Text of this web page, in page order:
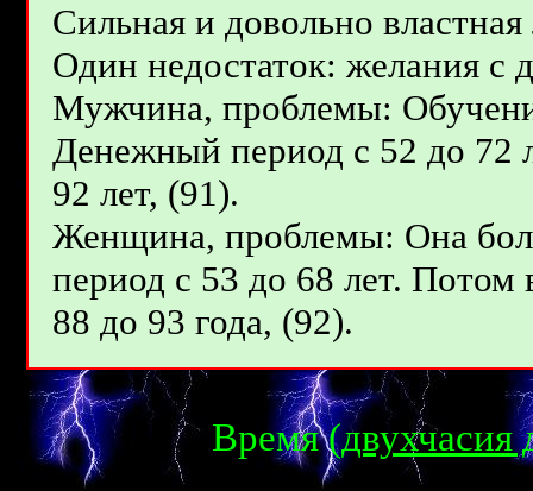
Сильная и довольно
Один недостаток: желания с
Мужчина, проблемы:
Денежный период с 52 до 72
92 лет, (91).
Женщина, проблемы: Она
период с 53 до 68 лет.
88 до 93 года, (92).
Время (двухчасия